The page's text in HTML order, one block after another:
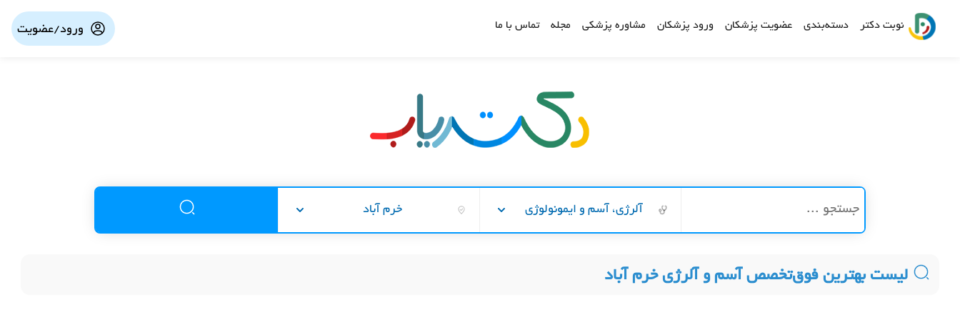
نوبت دکتر دسته‌بندی عضویت پزشکان ورود پزشکان مشاوره پزشکی مجله تماس با ما ورود/عضویت
آلرژی، آسم و ایمونولوژی خرم آباد
لیست بهترین فوق‌تخصص آسم و آلرژی خرم آباد